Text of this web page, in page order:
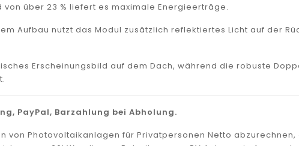
über 23 % liefert es maximale Energieerträge.
Aufbau nutzt das Modul zusätzlich reflektiertes Licht auf der
Erscheinungsbild auf dem Dach, während die robuste
PayPal, Barzahlung bei Abholung.
von Photovoltaikanlagen für Privatpersonen Netto